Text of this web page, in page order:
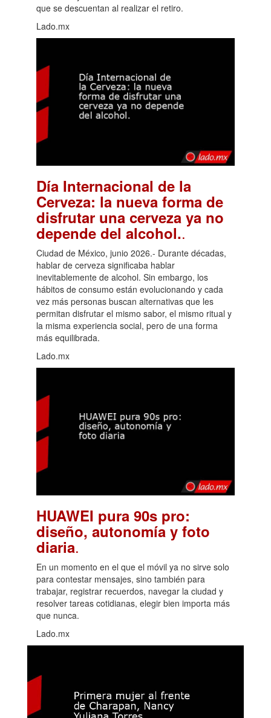
que se descuentan al realizar el retiro.
Lado.mx
Día Internacional de la
Cerveza: la nueva forma de
disfrutar una cerveza ya no
depende del alcohol..
Ciudad de México, junio 2026.- Durante décadas,
hablar de cerveza significaba hablar
inevitablemente de alcohol. Sin embargo, los
hábitos de consumo están evolucionando y cada
vez más personas buscan alternativas que les
permitan disfrutar el mismo sabor, el mismo ritual y
la misma experiencia social, pero de una forma
más equilibrada.
Lado.mx
HUAWEI pura 90s pro:
diseño, autonomía y foto
diaria.
En un momento en el que el móvil ya no sirve solo
para contestar mensajes, sino también para
trabajar, registrar recuerdos, navegar la ciudad y
resolver tareas cotidianas, elegir bien importa más
que nunca.
Lado.mx